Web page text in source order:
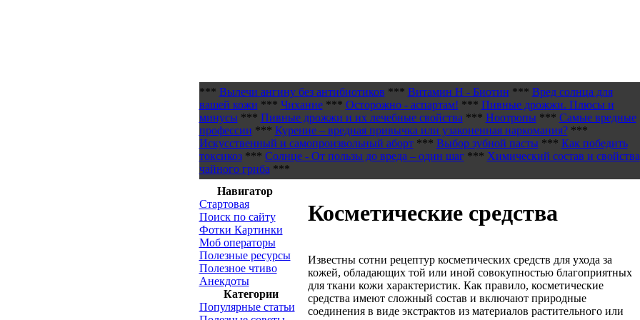
*** Вылечи ангину без антибиотиков *** Витамин H - Биотин *** Вред солнца для
вашей кожи *** Чихание*** Осторожно - аспартам! *** Пивные дрожжи. Плюсы и
минусы*** Пивные дрожжи и их лечебные свойства *** Ноотропы*** Самые вредные
профессии *** Курение – вредная привычка или узаконенная наркомания?***
Искусственный и самопроизвольный аборт*** Выбор зубной пасты*** Как победить
токсикоз*** Солнце - От пользы до вреда – один шаг*** Химический состав и свойства
чайного гриба ***
Навигатор
Стартовая
Поиск по сайту
Фотки Картинки
Моб операторы
Полезные ресурсы
Полезное чтиво
Анекдоты
Категории
Популярные статьи
Косметические средства
Известны сотни рецептур косметических средств для ухода за
кожей, обладающих той или иной совокупностью благоприятных
для ткани кожи характеристик. Как правило, косметические
средства имеют сложный состав и включают природные
соединения в виде экстрактов из материалов растительного или